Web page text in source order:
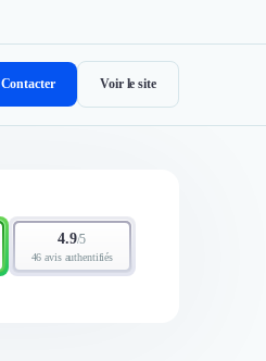
Contacter Voir le site
4.9/5
46 avis authentifiés